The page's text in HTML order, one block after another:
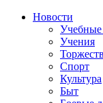
Новости
Учебные
Учения
Спорт
Культура
Быт